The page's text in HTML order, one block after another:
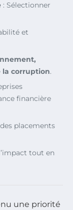
: Sélectionner
et
corruption.
financière
placements
tout en
une priorité